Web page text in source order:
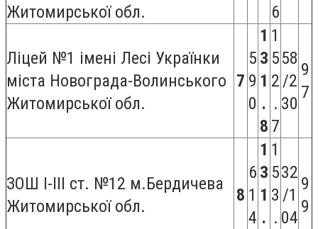
Житомирської обл.
6
Ліцей №1 імені Лесі Українки
міста Новограда-Волинського
Житомирської обл.
7
5
9
0
1
3
1
.
8
1
5
2
.
7
58
/2
30
9
7
ЗОШ I-III ст. №12 м.Бердичева
Житомирської обл.
8
6
1
4
1
3
1
.
1
5
3
.
32
/1
04
9
9